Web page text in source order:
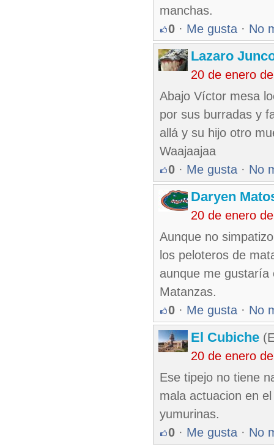
manchas.
0 · Me gusta · No
Lazaro
20 de enero
Abajo Víctor mesa
por sus burradas y
allá y su hijo otro
Waajaajaa
0 · Me gusta · No
Daryen
20 de enero
Aunque no
los peloteros de
aunque me gustaría
Matanzas.
0 · Me gusta · No
El Cubiche
20 de enero
Ese tipejo no tiene
mala actuacion en
yumurinas.
0 · Me gusta · No